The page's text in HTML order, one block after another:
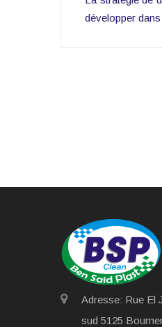
développer
Adresse: Rue El
sud 5125